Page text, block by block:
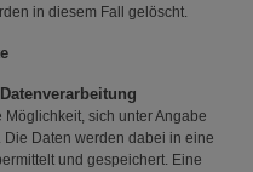
in diesem Fall gelöscht.
sich unter Angabe
Daten werden dabei in eine
und gespeichert. Eine